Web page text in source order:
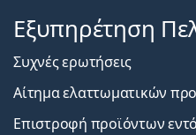
Εξυπηρέτηση
Συχνές ερωτήσεις
Αίτημα ελαττωματικών
Επιστροφή προϊόντων